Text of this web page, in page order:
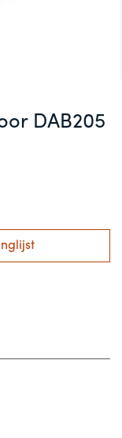
DAB205